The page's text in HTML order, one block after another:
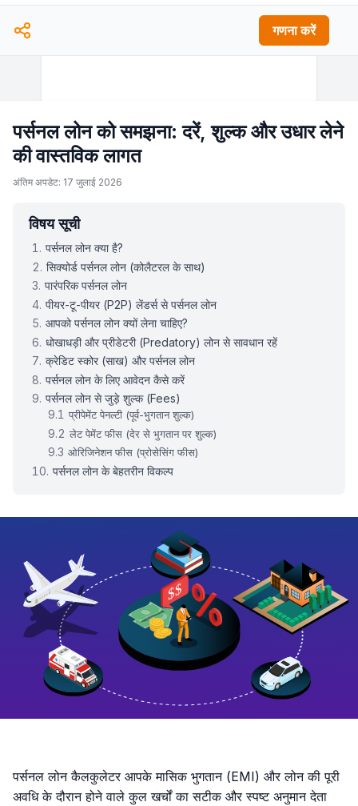
गणना करें
पर्सनल लोन को समझना: दरें, शुल्क और उधार लेने
की वास्तविक लागत
अंतिम अपडेट: 17 जुलाई 2026
विषय सूची
पर्सनल लोन क्या है?
सिक्योर्ड पर्सनल लोन (कोलैटरल के साथ)
पारंपरिक पर्सनल लोन
पीयर-टू-पीयर (P2P) लेंडर्स से पर्सनल लोन
आपको पर्सनल लोन क्यों लेना चाहिए?
धोखाधड़ी और प्रीडेटरी (Predatory) लोन से सावधान रहें
क्रेडिट स्कोर (साख) और पर्सनल लोन
पर्सनल लोन के लिए आवेदन कैसे करें
पर्सनल लोन से जुड़े शुल्क (Fees)
प्रीपेमेंट पेनल्टी (पूर्व-भुगतान शुल्क)
लेट पेमेंट फीस (देर से भुगतान पर शुल्क)
ओरिजिनेशन फीस (प्रोसेसिंग फीस)
पर्सनल लोन के बेहतरीन विकल्प
पर्सनल लोन कैलकुलेटर आपके मासिक भुगतान (EMI) और लोन की पूरी
अवधि के दौरान होने वाले कुल खर्चों का सटीक और स्पष्ट अनुमान देता